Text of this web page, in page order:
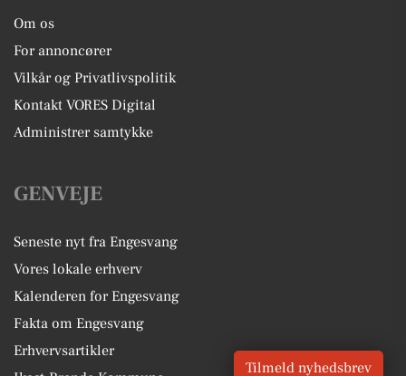
Om os
For annoncører
Vilkår og Privatlivspolitik
Kontakt VORES Digital
Administrer samtykke
GENVEJE
Seneste nyt fra Engesvang
Vores lokale erhverv
Kalenderen for Engesvang
Fakta om Engesvang
Erhvervsartikler
Tilmeld nyhedsbrev